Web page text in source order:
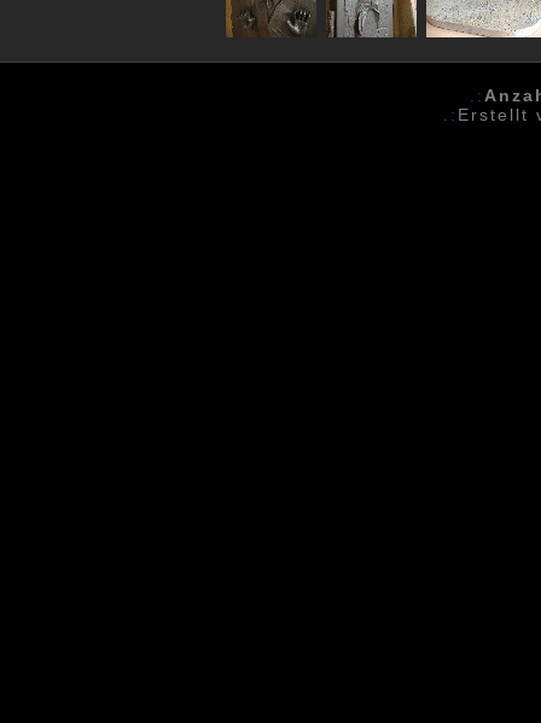
.:
.: Erstellt